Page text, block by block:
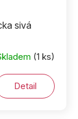
sivá
(1 ks)
Detail